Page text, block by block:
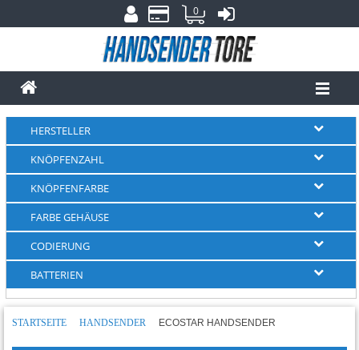
0
HERSTELLER
KNÖPFENZAHL
KNÖPFENFARBE
FARBE GEHÄUSE
CODIERUNG
BATTERIEN
STARTSEITE HANDSENDER ECOSTAR HANDSENDER